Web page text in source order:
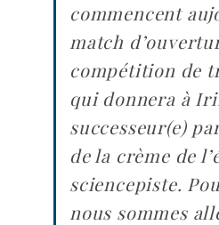
commencent
match
compétition de
qui donnera à
successeur(e)
de la crème de
sciencepiste.
nous sommes